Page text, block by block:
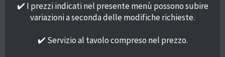
✔️ I prezzi indicati nel presente menù possono subire
variazioni a seconda delle modifiche richieste.
✔️ Servizio al tavolo compreso nel prezzo.